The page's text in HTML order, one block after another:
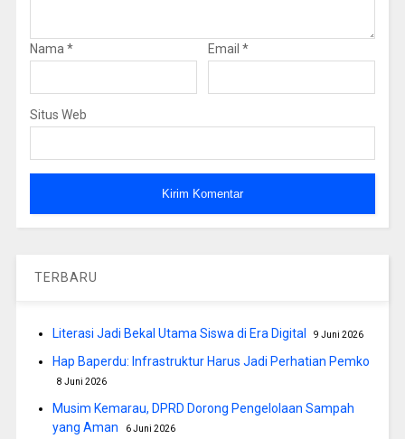
Nama* Email *
Situs Web
TERBARU
Literasi Jadi Bekal Utama Siswa di Era Digital 9 Juni 2026
Hap Baperdu: Infrastruktur Harus Jadi Perhatian Pemko
8 Juni 2026
Musim Kemarau, DPRD Dorong Pengelolaan Sampah
yang Aman
6 Juni 2026